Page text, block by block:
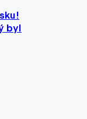
byl